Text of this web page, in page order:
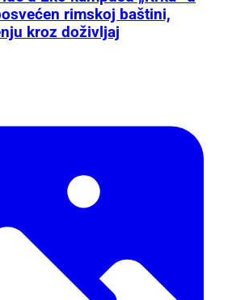
rimskoj baštini,
kroz doživljaj